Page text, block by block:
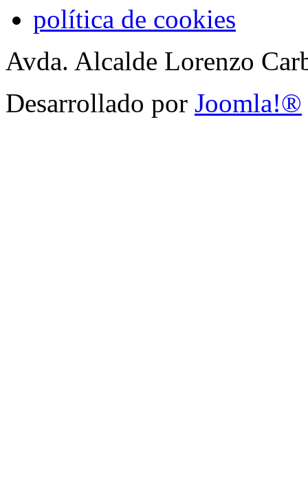
política de cookies
Avda. Alcalde Lorenzo
Desarrollado por Joomla!®